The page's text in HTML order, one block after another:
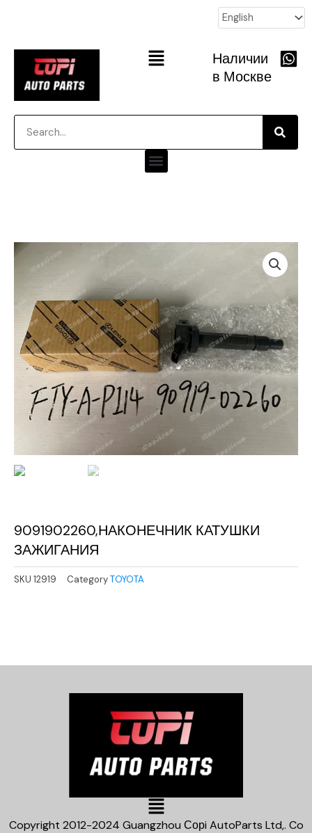
Main
Наличии
в Москве
Menu
9091902260,НАКОНЕЧНИК КАТУШКИ
ЗАЖИГАНИЯ
SKU 12919 CategoryTOYOTA
Main
Menu
Copyright 2012-2024 Guangzhou Сорi AutoParts Ltd,. Co